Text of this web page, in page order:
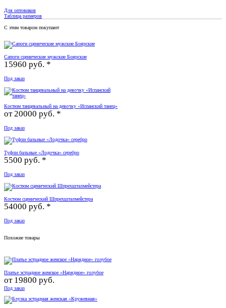
Для оптовиков
Таблица размеров
С этим товаром покупают
Сапоги сценические мужские Боярские
15960 руб. *
Под заказ
Костюм танцевальный на девочку «Испанский танец»
от20000 руб. *
Под заказ
Туфли бальные «Лодочка» серебро
5500 руб. *
Под заказ
Костюм сценический Шпрехшталмейстера
54000 руб. *
Под заказ
Похожие товары
Платье эстрадное женское «Нарядное» голубое
от 19800 руб.
Под заказ